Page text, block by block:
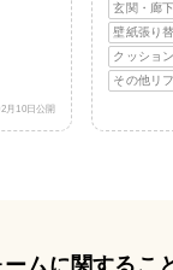
月10日公開
玄関・廊下
壁紙張り
クッショ
その他リ
ームに関するこ